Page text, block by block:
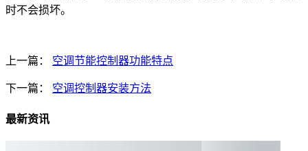
时不会损坏。
上一篇： 空调节能控制器功能特点
下一篇： 空调控制器安装方法
最新资讯